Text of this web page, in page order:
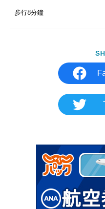
步行8分鐘